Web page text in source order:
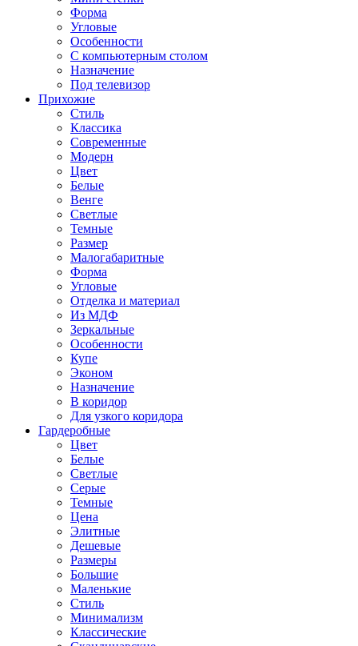
Форма
Угловые
Особенности
С компьютерным столом
Назначение
Под телевизор
Прихожие
Стиль
Классика
Современные
Модерн
Цвет
Белые
Венге
Светлые
Темные
Размер
Малогабаритные
Форма
Угловые
Отделка и материал
Из МДФ
Зеркальные
Особенности
Купе
Эконом
Назначение
В коридор
Для узкого коридора
Гардеробные
Цвет
Белые
Светлые
Серые
Темные
Цена
Элитные
Дешевые
Размеры
Большие
Маленькие
Стиль
Минимализм
Классические